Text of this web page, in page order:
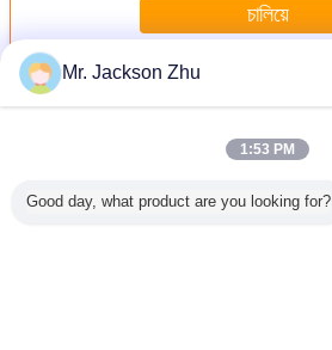
চালিয়ে
มากกว่า ฉนวนกันความร้อน stonewool
Mr. Jackson Zhu
1:53 PM
Good day, what product are you looking for?